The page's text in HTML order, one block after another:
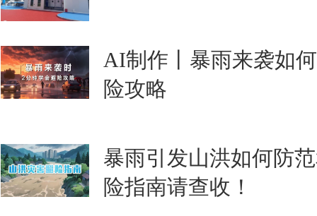
AI制作丨暴雨来袭如
险攻略
暴雨引发山洪如何防
险指南请查收！